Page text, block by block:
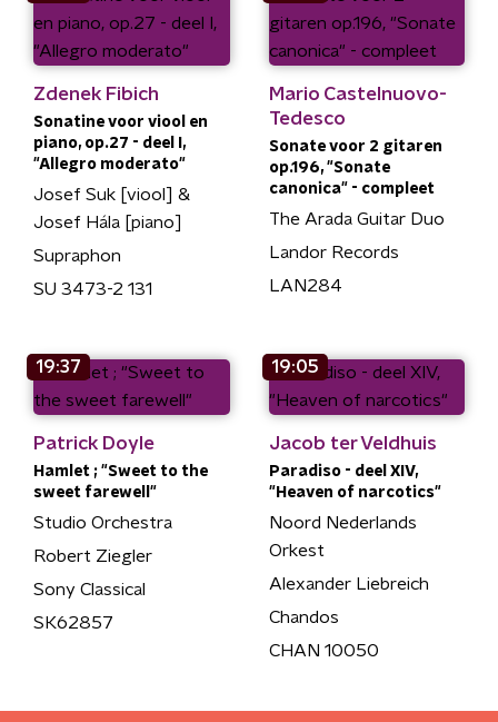
Zdenek Fibich
Sonatine voor viool en
piano, op.27 - deel I,
"Allegro moderato"
Josef Suk [viool] &
Josef Hála [piano]
Supraphon
SU 3473-2 131
Mario Castelnuovo-
Tedesco
Sonate voor 2 gitaren
op.196, "Sonate
canonica" - compleet
The Arada Guitar Duo
Landor Records
LAN284
19:37
Patrick Doyle
Hamlet ; "Sweet to the
sweet farewell"
Studio Orchestra
Robert Ziegler
Sony Classical
SK62857
19:05
Jacob ter Veldhuis
Paradiso - deel XIV,
"Heaven of narcotics"
Noord Nederlands
Orkest
Alexander Liebreich
Chandos
CHAN 10050